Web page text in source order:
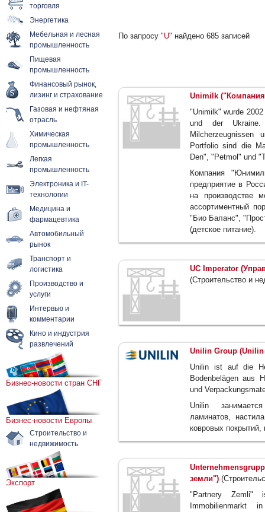
торговля
Энергетика
Мебельная и лесная
промышленность
Пищевая
промышленность
Финансовый рынок,
лизинг и страхование
Газовая и нефтяная
отрасль
Химическая
промышленность
Легкая
промышленность
Электроника и IT-
технологии
Медицина и
фармацевтика
Автомобильный
рынок
Транспорт и
логистика
Производство и
услуги
Интервью и
комментарии
Кино и индустрия
развлечений
Бизнес-новости стран СНГ
Бизнес-новости Европы
Строительство и
недвижимость
Экспорт
По запросу "U" найдено 685 записей
Unimilk
"Unimilk" wurde
und der
Milcherzeugnissen
Portfolio sind die
Den", "Petmol" und
Компания
предприятие в
на производстве
ассортиментный
"Био Баланс",
(детское питание).
UC Imperator
(Строительство и
Unilin Group
Unilin ist auf die
Bodenbelägen aus
und
Unilin
ламинатов,
ковровых
земли")
"Partnery Zemli"
Immobilienmarkt